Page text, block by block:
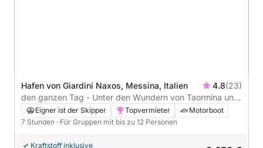
Hafen von Giardini Naxos, Messina, Italien 4.8(23)
den ganzen Tag - Unter den Wundern von Taormina und
dem Ätna
Eigner ist der Skipper Topvermieter
Motorboot
7 Stunden · Für Gruppen mit bis zu 12 Personen
Kraftstoff inklusive